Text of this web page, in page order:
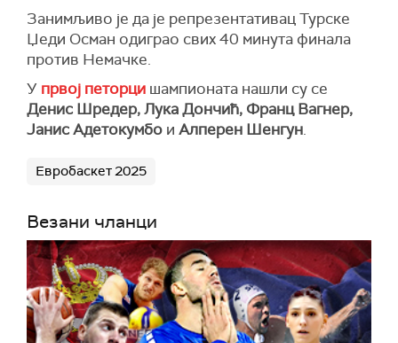
Занимљиво је да је репрезентативац Турске
Џеди Осман одиграо свих 40 минута финала
против Немачке.
У првој петорци шампионата нашли су се
Денис Шредер, Лука Дончић, Франц Вагнер,
Јанис Адетокумбо и Алперен Шенгун.
Евробаскет 2025
Везани чланци